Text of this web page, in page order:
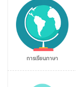
การเรียนภาษา